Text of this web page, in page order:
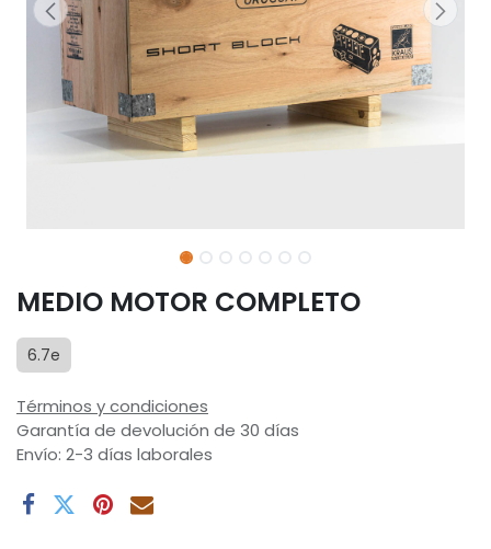
MEDIO MOTOR COMPLETO
6.7e
Términos y condiciones
Garantía de devolución de 30 días
Envío: 2-3 días laborales